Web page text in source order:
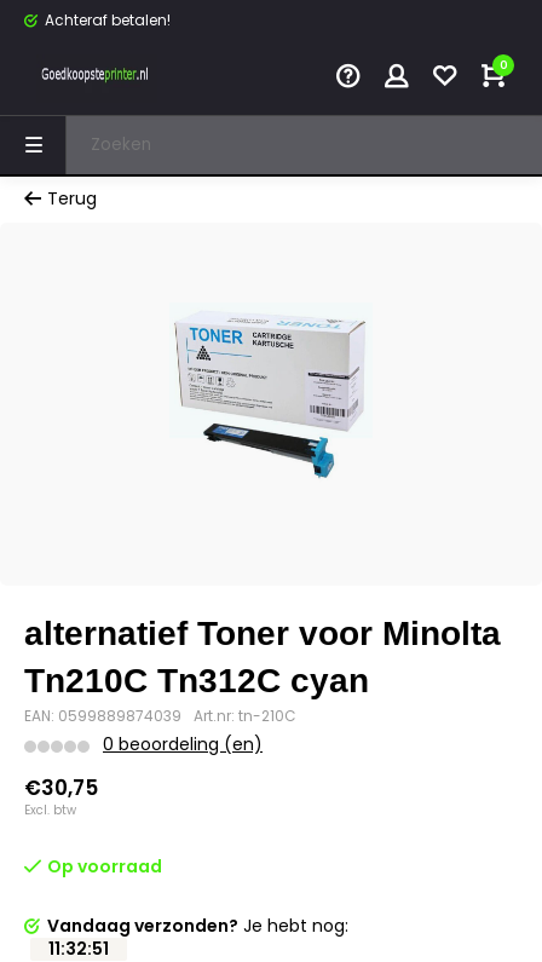
Achteraf betalen!
0
Terug
alternatief Toner voor Minolta
Tn210C Tn312C cyan
EAN: 0599889874039 Art.nr: tn-210C
0 beoordeling (en)
€30,75
Excl. btw
Op voorraad
Vandaag verzonden? Je hebt nog:
11:32:51